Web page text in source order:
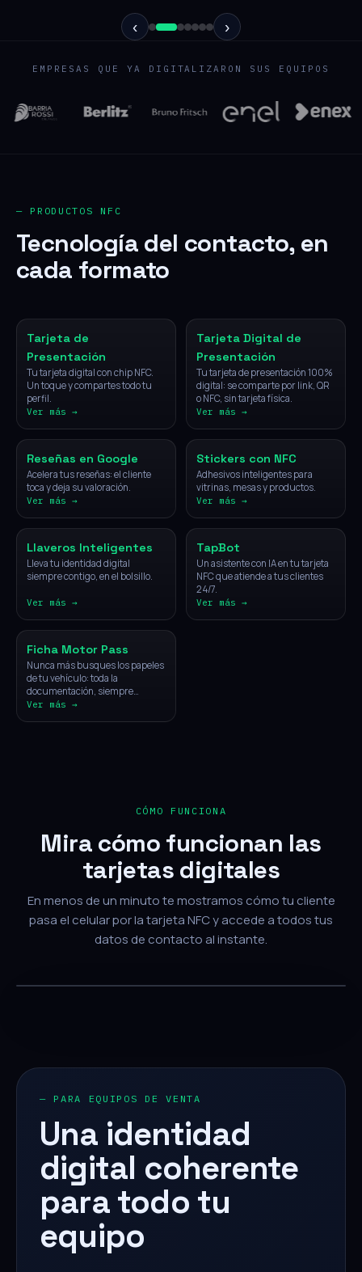
‹ ›
EMPRESAS QUE YA DIGITALIZARON SUS EQUIPOS
— PRODUCTOS NFC
Tecnología del contacto, en
cada formato
Tarjeta de
Presentación
Tu tarjeta digital con chip NFC.
Un toque y compartes todo tu
perfil.
Ver más →
Tarjeta Digital de
Presentación
Tu tarjeta de presentación 100%
digital: se comparte por link, QR
o NFC, sin tarjeta física.
Ver más →
NFC
Reseñas en Google
Acelera tus reseñas: el cliente
toca y deja su valoración.
Ver más →
NFC
Stickers con NFC
Adhesivos inteligentes para
vitrinas, mesas y productos.
Ver más →
NFC
Llaveros Inteligentes
Lleva tu identidad digital
siempre contigo, en el bolsillo.
Ver más →
IA
TapBot
Un asistente con IA en tu tarjeta
NFC que atiende a tus clientes
24/7.
Ver más →
Vehículos
Ficha Motor Pass
Nunca más busques los papeles
de tu vehículo: toda la
documentación, siempre
disponible con un solo toque.
Ver más →
CÓMO FUNCIONA
Mira cómo funcionan las
tarjetas digitales
En menos de un minuto te mostramos cómo tu cliente
pasa el celular por la tarjeta NFC y accede a todos tus
datos de contacto al instante.
— PARA EQUIPOS DE VENTA
Una identidad
digital coherente
para todo tu
equipo